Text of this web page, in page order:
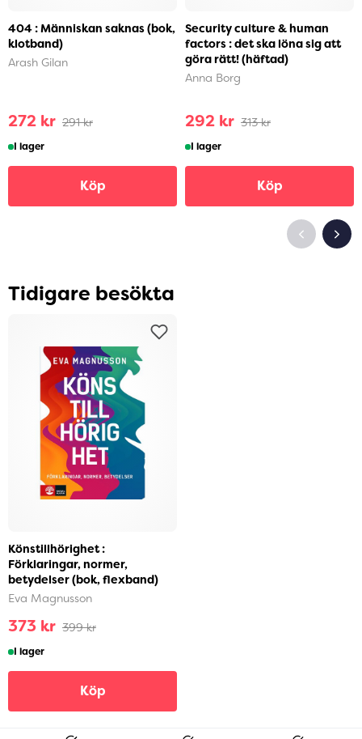
404 : Människan saknas (bok,
klotband)
Arash Gilan
272 kr 291 kr
I lager
Köp
Security culture & human
factors : det ska löna sig att
göra rätt! (häftad)
Anna Borg
292 kr 313 kr
I lager
Köp
Tidigare besökta
Könstillhörighet :
Förklaringar, normer,
betydelser (bok, flexband)
Eva Magnusson
373 kr 399 kr
I lager
Köp